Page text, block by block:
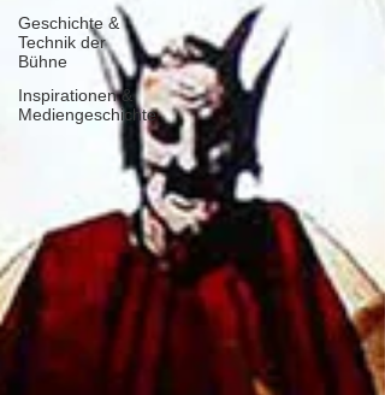
Geschichte &
Technik der
Bühne
Inspirationen &
Mediengeschichte